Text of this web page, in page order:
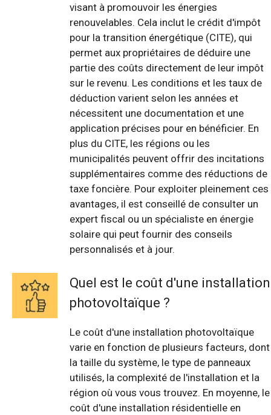
visant à promouvoir les énergies
renouvelables. Cela inclut le crédit d'impôt
pour la transition énergétique (CITE), qui
permet aux propriétaires de déduire une
partie des coûts directement de leur impôt
sur le revenu. Les conditions et les taux de
déduction varient selon les années et
nécessitent une documentation et une
application précises pour en bénéficier. En
plus du CITE, les régions ou les
municipalités peuvent offrir des incitations
supplémentaires comme des réductions de
taxe foncière. Pour exploiter pleinement ces
avantages, il est conseillé de consulter un
expert fiscal ou un spécialiste en énergie
solaire qui peut fournir des conseils
personnalisés et à jour.
Quel est le coût d'une installation
photovoltaïque ?
Le coût d'une installation photovoltaïque
varie en fonction de plusieurs facteurs, dont
la taille du système, le type de panneaux
utilisés, la complexité de l'installation et la
région où vous vous trouvez. En moyenne, le
coût d'une installation résidentielle en